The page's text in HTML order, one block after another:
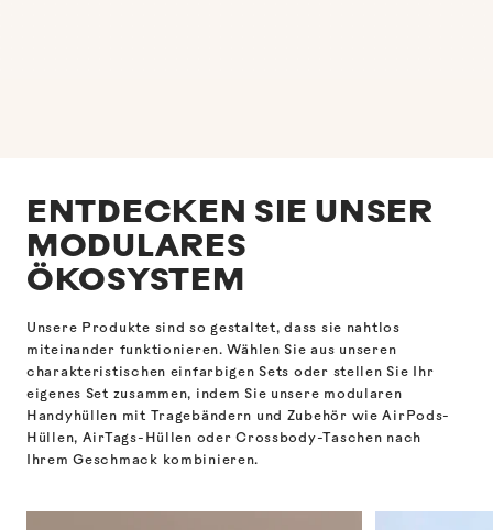
ENTDECKEN SIE UNSER
MODULARES
ÖKOSYSTEM
Unsere Produkte sind so gestaltet, dass sie nahtlos
miteinander funktionieren. Wählen Sie aus unseren
charakteristischen einfarbigen Sets oder stellen Sie Ihr
eigenes Set zusammen, indem Sie unsere modularen
Handyhüllen mit Tragebändern und Zubehör wie AirPods-
Hüllen, AirTags-Hüllen oder Crossbody-Taschen nach
Ihrem Geschmack kombinieren.